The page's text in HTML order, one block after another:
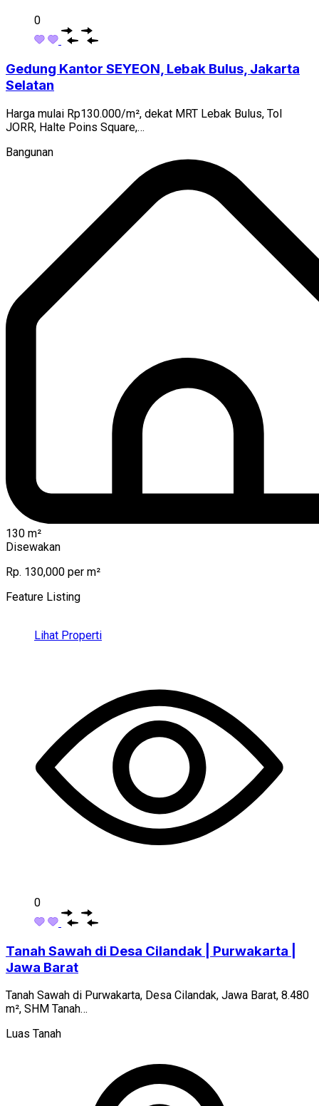
0
Gedung Kantor SEYEON, Lebak Bulus, Jakarta
Selatan
Harga mulai Rp130.000/m², dekat MRT Lebak Bulus, Tol
JORR, Halte Poins Square,…
Bangunan
130 m²
Disewakan
Rp. 130,000 per m²
Feature Listing
Lihat Properti
0
Tanah Sawah di Desa Cilandak | Purwakarta |
Jawa Barat
Tanah Sawah di Purwakarta, Desa Cilandak, Jawa Barat, 8.480
m², SHM Tanah…
Luas Tanah